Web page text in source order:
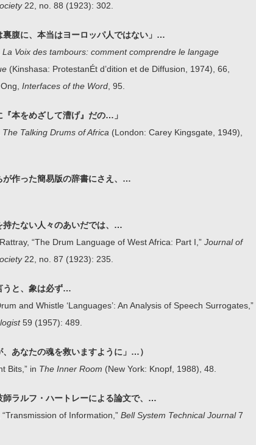
22, no. 88 (1923): 302.
裏腹に、本当はヨーロッパ人ではない」…
La Voix des tambours: comment comprendre le langage
(Kinshasa: ProtestanÉt d’dition et de Diffusion, 1974), 66,
Interfaces of the Word , 95.
『本をめざして漕げ』だの…」
The Talking Drums of Africa (London: Carey Kingsgate, 1949),
が作った簡易版の辞書にさえ、…
持たない人々のあいだでは、…
“The Drum Language of West Africa: Part I,” Journal of
22, no. 87 (1923): 235.
うと、象は必ず…
and Whistle ‘Languages’: An Analysis of Speech Surrogates,”
59 (1957): 489.
、あなたの魂を救いますように」…）
Bits,” in The Inner Room (New York: Knopf, 1988), 48.
師ラルフ・ハートレーによる論文で、…
of Information,” Bell System Technical Journal7